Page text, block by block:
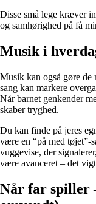
Disse små lege kræver
og samhørighed på få
Musik i
Musik kan også gøre de
sang kan markere
Når barnet genkender
skaber tryghed.
Du kan finde på jeres
være en “på med tøjet”-
vuggevise, der
være avanceret – det
Når far spiller